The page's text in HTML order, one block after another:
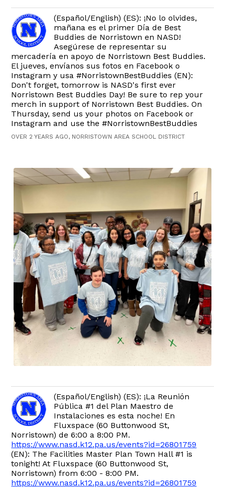
(Español/English) (ES): ¡No lo olvides,
mañana es el primer Día de Best
Buddies de Norristown en NASD!
Asegúrese de representar su
mercadería en apoyo de Norristown Best Buddies.
El jueves, envíanos sus fotos en Facebook o
Instagram y usa #NorristownBestBuddies (EN):
Don't forget, tomorrow is NASD's first ever
Norristown Best Buddies Day! Be sure to rep your
merch in support of Norristown Best Buddies. On
Thursday, send us your photos on Facebook or
Instagram and use the #NorristownBestBuddies
OVER 2 YEARS AGO, NORRISTOWN AREA SCHOOL DISTRICT
(Español/English) (ES): ¡La Reunión
Pública #1 del Plan Maestro de
Instalaciones es esta noche! En
Fluxspace (60 Buttonwood St,
Norristown) de 6:00 a 8:00 PM.
https://www.nasd.k12.pa.us/events?id=26801759
(EN): The Facilities Master Plan Town Hall #1 is
tonight! At Fluxspace (60 Buttonwood St,
Norristown) from 6:00 - 8:00 PM.
https://www.nasd.k12.pa.us/events?id=26801759